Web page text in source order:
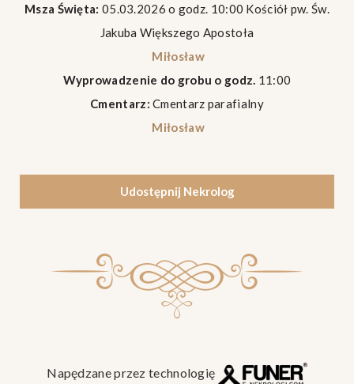
Msza Święta: 05.03.2026 o godz. 10:00 Kościół pw. Św.
Jakuba Większego Apostoła
Miłosław
Wyprowadzenie do grobu o godz. 11:00
Cmentarz: Cmentarz parafialny
Miłosław
Udostępnij Nekrolog
Napędzane przez technologię